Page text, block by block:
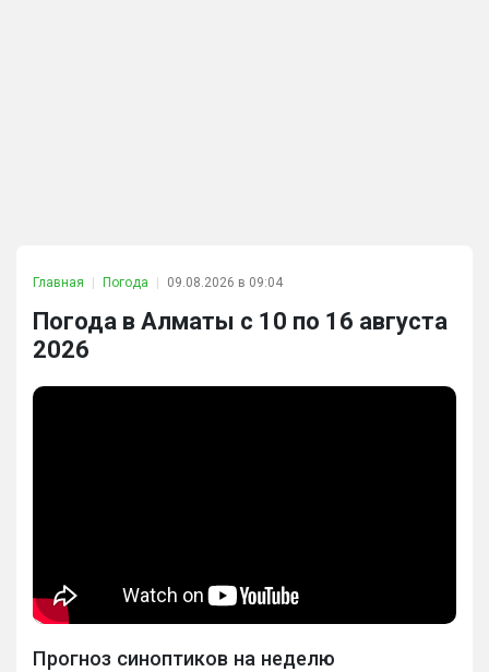
Главная Погода 09.08.2026 в 09:04
Погода в Алматы с 10 по 16 августа
2026
Прогноз синоптиков на неделю